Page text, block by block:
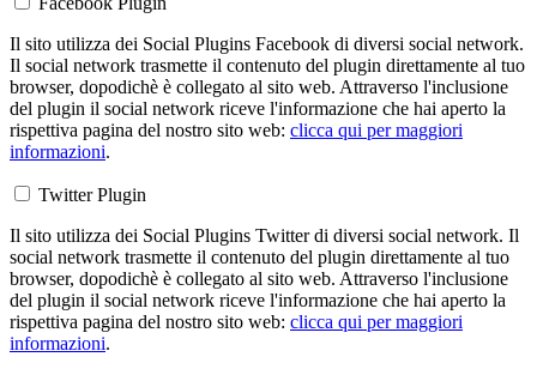
Il sito utilizza dei Social Plugins Facebook di diversi social network.
Il social network trasmette il contenuto del plugin direttamente al tuo
browser, dopodichè è collegato al sito web. Attraverso l'inclusione
del plugin il social network riceve l'informazione che hai aperto la
rispettiva pagina del nostro sito web: clicca qui per maggiori
informazioni.
Twitter Plugin
Il sito utilizza dei Social Plugins Twitter di diversi social network. Il
social network trasmette il contenuto del plugin direttamente al tuo
browser, dopodichè è collegato al sito web. Attraverso l'inclusione
del plugin il social network riceve l'informazione che hai aperto la
rispettiva pagina del nostro sito web: clicca qui per maggiori
informazioni.